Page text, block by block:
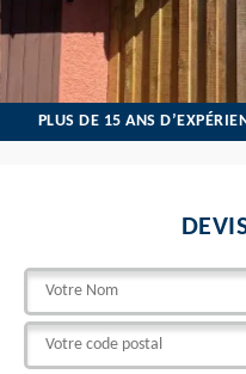
PLUS DE 15 ANS